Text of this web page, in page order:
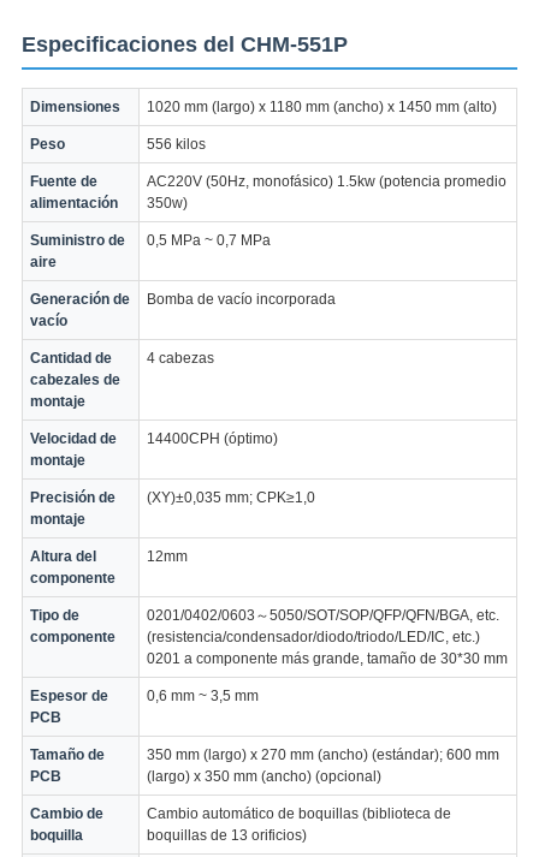
Especificaciones del CHM-551P
Dimensiones 1020 mm (largo) x 1180 mm (ancho) x 1450 mm (alto)
Peso 556 kilos
Fuente de
alimentación
AC220V (50Hz, monofásico) 1.5kw (potencia promedio
350w)
Suministro de
aire
0,5 MPa ~ 0,7 MPa
Generación de
vacío
Bomba de vacío incorporada
Cantidad de
cabezales de
montaje
4 cabezas
Velocidad de
montaje
14400CPH (óptimo)
Precisión de
montaje
(XY)±0,035 mm; CPK≥1,0
Altura del
componente
12mm
Tipo de
componente
0201/0402/0603～5050/SOT/SOP/QFP/QFN/BGA, etc.
(resistencia/condensador/diodo/triodo/LED/IC, etc.)
0201 a componente más grande, tamaño de 30*30 mm
Espesor de
PCB
0,6 mm ~ 3,5 mm
Tamaño de
PCB
350 mm (largo) x 270 mm (ancho) (estándar); 600 mm
(largo) x 350 mm (ancho) (opcional)
Cambio de
boquilla
Cambio automático de boquillas (biblioteca de
boquillas de 13 orificios)